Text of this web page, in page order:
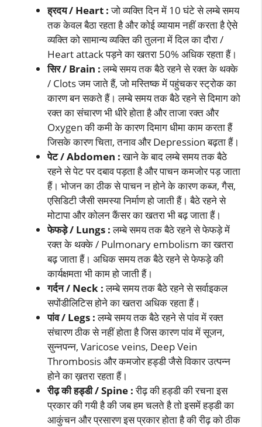
ह्रदय / Heart :जो व्यक्ति दिन में 10 घंटे से लम्बे समय
तक केवल बैठा रहता है और कोई व्यायाम नहीं करता है ऐसे
व्यक्ति को सामान्य व्यक्ति की तुलना में दिल का दौरा /
Heart attack पड़ने का खतरा 50% अधिक रहता हैं।
सिर / Brain :लम्बे समय तक बैठे रहने से रक्त के थक्के
/ Clots जम जाते हैं, जो मस्तिष्क में पहुंचकर स्ट्रोक का
कारण बन सकते हैं। लम्बे समय तक बैठे रहने से दिमाग को
रक्त का संचारण भी धीरे होता है और ताजा रक्त और
Oxygen की कमी के कारण दिमाग धीमा काम करता हैं
जिसके कारण चिता, तनाव और Depression बढ़ता हैं।
पेट / Abdomen :खाने के बाद लम्बे समय तक बैठे
रहने से पेट पर दबाव पड़ता है और पाचन कमजोर पड़ जाता
हैं। भोजन का ठीक से पाचन न होने के कारण कब्ज, गैस,
एसिडिटी जैसी समस्या निर्माण हो जाती हैं। बैठे रहने से
मोटापा और कोलन कैंसर का खतरा भी बढ़ जाता हैं।
फेफड़े / Lungs :लम्बे समय तक बैठे रहने से फेफड़े में
रक्त के थक्के / Pulmonary embolism का खतरा
बढ़ जाता हैं। अधिक समय तक बैठे रहने से फेफड़े की
कार्यक्षमता भी काम हो जाती हैं।
गर्दन / Neck :लम्बे समय तक बैठे रहने से सर्वाइकल
सपोंडीलिटिस होने का खतरा अधिक रहता हैं।
पांव / Legs :लम्बे समय तक बैठे रहने से पांव में रक्त
संचारण ठीक से नहीं होता है जिस कारण पांव में सूजन,
सुन्नपन्न, Varicose veins, Deep Vein
Thrombosis और कमजोर हड्डी जैसे विकार उत्पन्न
होने का ख़तरा रहता हैं।
रीढ़ की हड्डी / Spine :रीढ़ की हड्डी की रचना इस
प्रकार की गयी है की जब हम चलते है तो इसमें हड्डी का
आकुंचन और प्रसारण इस प्रकार होता है की रीढ़ को ठीक